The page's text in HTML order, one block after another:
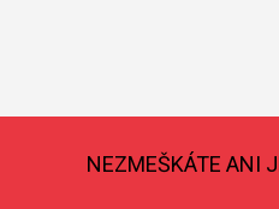
NEZMEŠKÁTE ANI